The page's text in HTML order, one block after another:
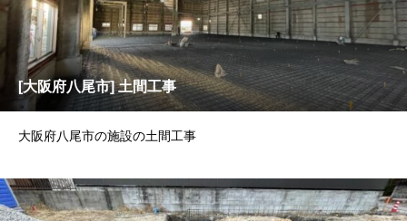
[大阪府八尾市] 土間工事
大阪府八尾市の施設の土間工事